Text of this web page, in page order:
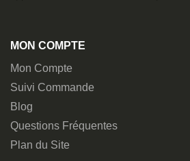
MON COMPTE
Mon Compte
Suivi Commande
Blog
Questions Fréquentes
Plan du Site